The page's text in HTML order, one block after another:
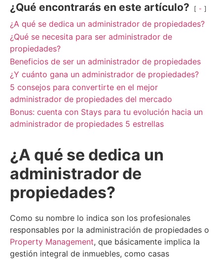
¿Qué encontrarás en este artículo? -
¿A qué se dedica un administrador de propiedades?
¿Qué se necesita para ser administrador de
propiedades?
Beneficios de ser un administrador de propiedades
¿Y cuánto gana un administrador de propiedades?
5 consejos para convertirte en el mejor
administrador de propiedades del mercado
Bonus: cuenta con Stays para tu evolución hacia un
administrador de propiedades 5 estrellas
¿A qué se dedica un
administrador de
propiedades?
Como su nombre lo indica son los profesionales
responsables por la administración de propiedades o
Property Management, que básicamente implica la
gestión integral de inmuebles, como casas